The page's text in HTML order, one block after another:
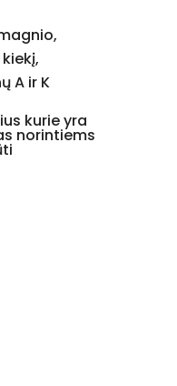
A ir K
kurie yra
norintiems